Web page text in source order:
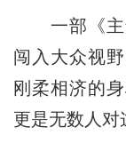
一部《主
闯入大众视
刚柔相济的
更是无数人对